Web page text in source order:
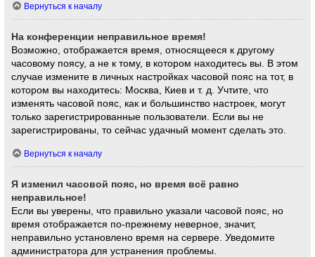
Вернуться к началу
На конференции неправильное время!
Возможно, отображается время, относящееся к другому
часовому поясу, а не к тому, в котором находитесь вы. В этом
случае измените в личных настройках часовой пояс на тот, в
котором вы находитесь: Москва, Киев и т. д. Учтите, что
изменять часовой пояс, как и большинство настроек, могут
только зарегистрированные пользователи. Если вы не
зарегистрированы, то сейчас удачный момент сделать это.
Вернуться к началу
Я изменил часовой пояс, но время всё равно
неправильное!
Если вы уверены, что правильно указали часовой пояс, но
время отображается по-прежнему неверное, значит,
неправильно установлено время на сервере. Уведомите
администратора для устранения проблемы.